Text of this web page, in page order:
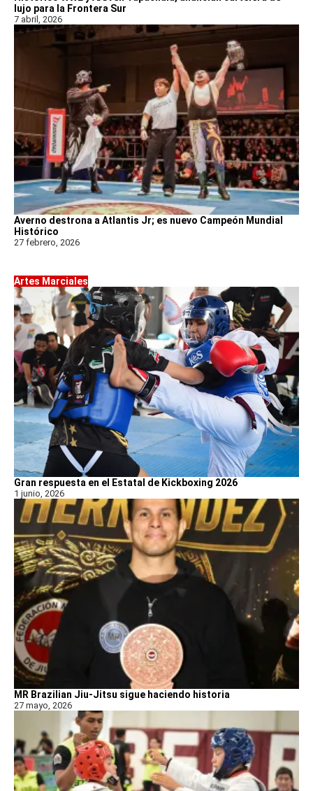
lujo para la Frontera Sur
7 abril, 2026
Averno destrona a Atlantis Jr; es nuevo Campeón Mundial
Histórico
27 febrero, 2026
Artes Marciales
Gran respuesta en el Estatal de Kickboxing 2026
1 junio, 2026
MR Brazilian Jiu-Jitsu sigue haciendo historia
27 mayo, 2026